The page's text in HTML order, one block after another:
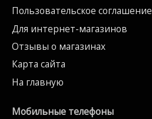
Пользовательское соглашение
Для интернет-магазинов
Отзывы о магазинах
Карта сайта
На главную
Мобильные телефоны